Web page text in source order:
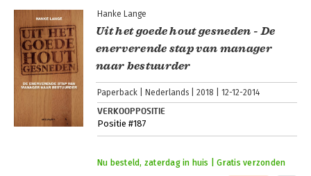
Hanke Lange
Uit het goede hout gesneden - De
enerverende stap van manager
naar bestuurder
Paperback Nederlands 2018 12-12-2014
VERKOOPPOSITIE
Positie #187
Nu besteld, zaterdag in huis | Gratis verzonden